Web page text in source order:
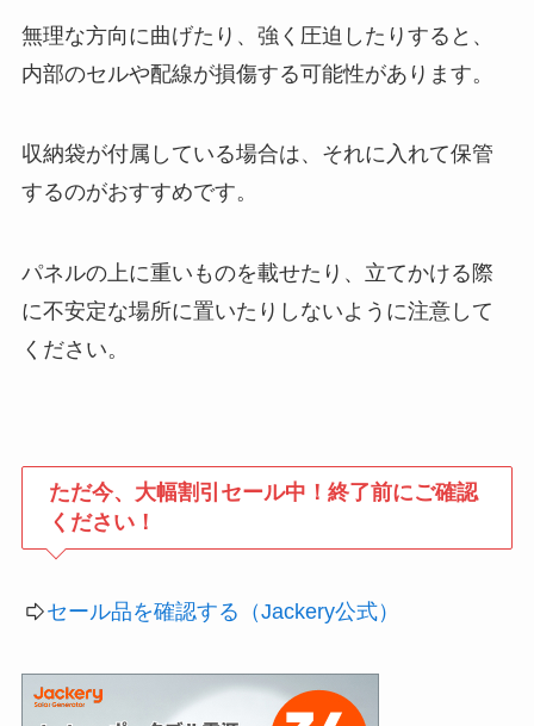
無理な方向に曲げたり、強く圧迫したりすると、
内部のセルや配線が損傷する可能性があります。
収納袋が付属している場合は、それに入れて保管
するのがおすすめです。
パネルの上に重いものを載せたり、立てかける際
に不安定な場所に置いたりしないように注意して
ください。
ただ今、大幅割引セール中！終了前にご確認
ください！
セール品を確認する（Jackery公式）